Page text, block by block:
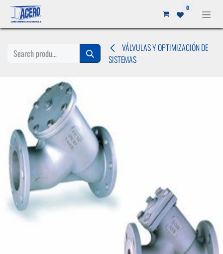
Ir al contenido 0
VÁLVULAS Y OPTIMIZACIÓN DE
SISTEMAS